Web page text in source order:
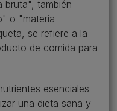
bruta", también
o "materia
se refiere a la
de comida para
esenciales
una dieta sana y